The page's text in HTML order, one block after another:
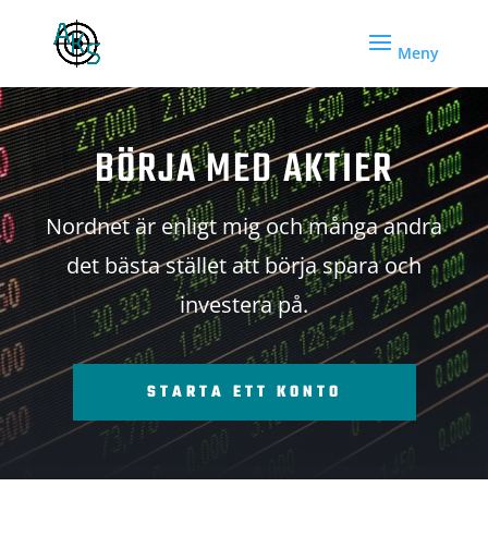
BÖRJA MED AKTIER
Nordnet är enligt mig och många andra
det bästa stället att börja spara och
investera på.
STARTA ETT KONTO